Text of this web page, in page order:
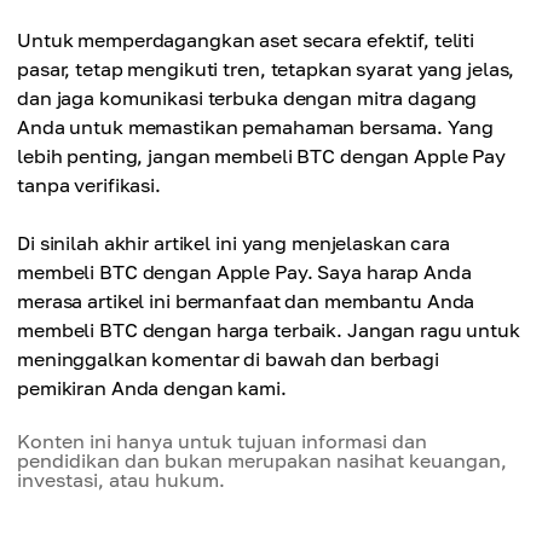
Untuk memperdagangkan aset secara efektif, teliti
pasar, tetap mengikuti tren, tetapkan syarat yang jelas,
dan jaga komunikasi terbuka dengan mitra dagang
Anda untuk memastikan pemahaman bersama. Yang
lebih penting, jangan membeli BTC dengan Apple Pay
tanpa verifikasi.
Di sinilah akhir artikel ini yang menjelaskan cara
membeli BTC dengan Apple Pay. Saya harap Anda
merasa artikel ini bermanfaat dan membantu Anda
membeli BTC dengan harga terbaik. Jangan ragu untuk
meninggalkan komentar di bawah dan berbagi
pemikiran Anda dengan kami.
Konten ini hanya untuk tujuan informasi dan
pendidikan dan bukan merupakan nasihat keuangan,
investasi, atau hukum.